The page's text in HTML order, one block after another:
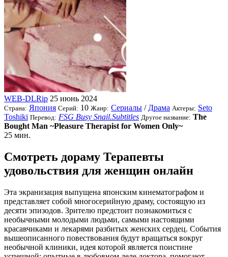
WEB-DLRip 25 июнь 2024
Страна: Япония Серий: 10 Жанр: Сериалы / Драма Актеры: Seto
Toshiki Перевод: FSG Busy Snail.Subtitles Другое название: The
Bought Man ~Pleasure Therapist for Women Only~
25 мин.
Смотреть дораму Терапевты
удовольствия для женщин онлайн
Эта экранизация выпущена японским кинематографом и
представляет собой многосерийную драму, состоящую из
десяти эпизодов. Зрителю предстоит познакомиться с
необычными молодыми людьми, самыми настоящими
красавчиками и лекарями разбитых женских сердец. События
вышеописанного повествования будут вращаться вокруг
необычной клиники, идея которой является поистине